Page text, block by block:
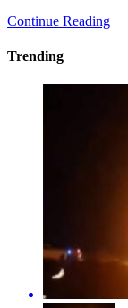
Continue Reading
Trending